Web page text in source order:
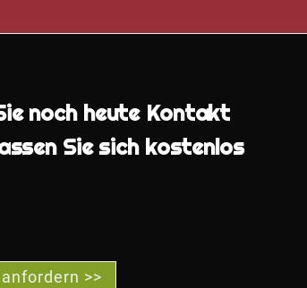
noch heute Kontakt
Sie sich kostenlos
>>